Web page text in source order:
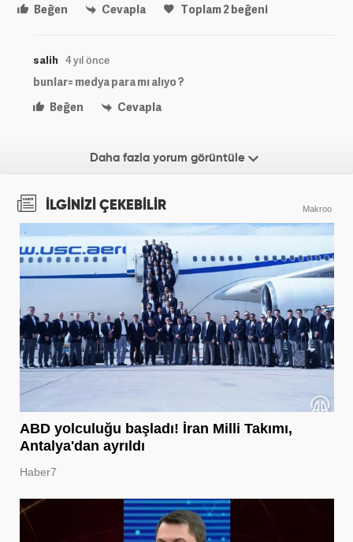
Beğen
Cevapla Toplam2 beğeni
salih 4 yıl önce
bunlar= medya para mı alıyo ?
Beğen
Cevapla
Daha fazla yorum görüntüle
İLGİNİZİ ÇEKEBİLİR Makroo
ABD yolculuğu başladı! İran Milli Takımı,
Antalya'dan ayrıldı
Haber7